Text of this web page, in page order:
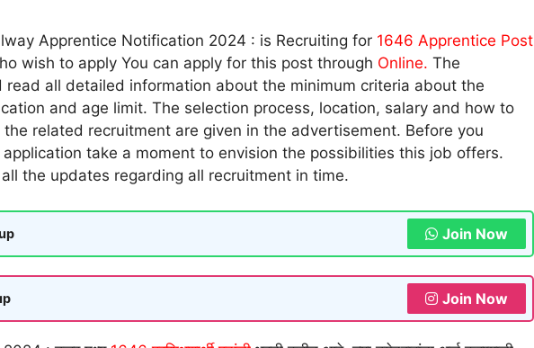
Apprentice Notification 2024 : is Recruiting for 1646 Apprentice Post
wish to apply You can apply for this post through Online. The
read all detailed information about the minimum criteria about the
and age limit. The selection process, location, salary and how to
related recruitment are given in the advertisement. Before you
take a moment to envision the possibilities this job offers.
the updates regarding all recruitment in time.
Join Now
Join Now